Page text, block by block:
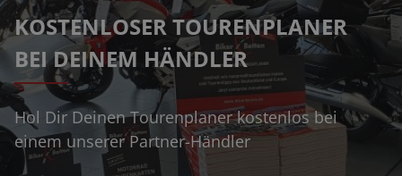
KOSTENLOSER TOURENPLANER
BEI DEINEM HÄNDLER
Hol Dir Deinen Tourenplaner kostenlos bei
einem unserer Partner-Händler